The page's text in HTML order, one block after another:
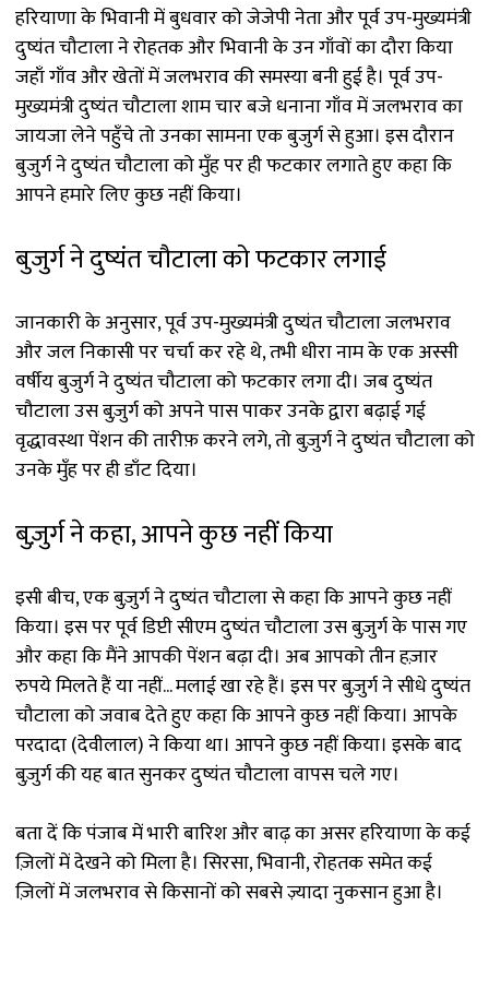
हरियाणा के भिवानी में बुधवार को जेजेपी नेता और पूर्व उप-मुख्यमंत्री
दुष्यंत चौटाला ने रोहतक और भिवानी के उन गाँवों का दौरा किया
जहाँ गाँव और खेतों में जलभराव की समस्या बनी हुई है। पूर्व उप-
मुख्यमंत्री दुष्यंत चौटाला शाम चार बजे धनाना गाँव में जलभराव का
जायजा लेने पहुँचे तो उनका सामना एक बुजुर्ग से हुआ। इस दौरान
बुजुर्ग ने दुष्यंत चौटाला को मुँह पर ही फटकार लगाते हुए कहा कि
आपने हमारे लिए कुछ नहीं किया।
बुजुर्ग ने दुष्यंत चौटाला को फटकार लगाई
जानकारी के अनुसार, पूर्व उप-मुख्यमंत्री दुष्यंत चौटाला जलभराव
और जल निकासी पर चर्चा कर रहे थे, तभी धीरा नाम के एक अस्सी
वर्षीय बुजुर्ग ने दुष्यंत चौटाला को फटकार लगा दी। जब दुष्यंत
चौटाला उस बुज़ुर्ग को अपने पास पाकर उनके द्वारा बढ़ाई गई
वृद्धावस्था पेंशन की तारीफ़ करने लगे, तो बुज़ुर्ग ने दुष्यंत चौटाला को
उनके मुँह पर ही डाँट दिया।
बुज़ुर्ग ने कहा, आपने कुछ नहीं किया
इसी बीच, एक बुज़ुर्ग ने दुष्यंत चौटाला से कहा कि आपने कुछ नहीं
किया। इस पर पूर्व डिप्टी सीएम दुष्यंत चौटाला उस बुज़ुर्ग के पास गए
और कहा कि मैंने आपकी पेंशन बढ़ा दी। अब आपको तीन हज़ार
रुपये मिलते हैं या नहीं... मलाई खा रहे हैं। इस पर बुज़ुर्ग ने सीधे दुष्यंत
चौटाला को जवाब देते हुए कहा कि आपने कुछ नहीं किया। आपके
परदादा (देवीलाल) ने किया था। आपने कुछ नहीं किया। इसके बाद
बुज़ुर्ग की यह बात सुनकर दुष्यंत चौटाला वापस चले गए।
बता दें कि पंजाब में भारी बारिश और बाढ़ का असर हरियाणा के कई
ज़िलों में देखने को मिला है। सिरसा, भिवानी, रोहतक समेत कई
ज़िलों में जलभराव से किसानों को सबसे ज़्यादा नुकसान हुआ है।